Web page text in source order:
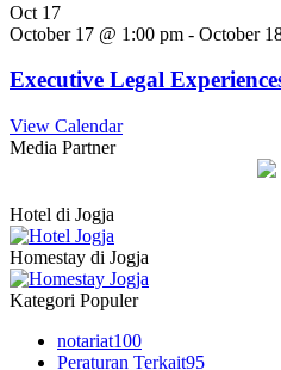
Oct 17
October 17 @ 1:00 pm - October
Executive Legal
View Calendar
Media Partner
Hotel di Jogja
Homestay di Jogja
Kategori Populer
notariat100
Peraturan Terkait95